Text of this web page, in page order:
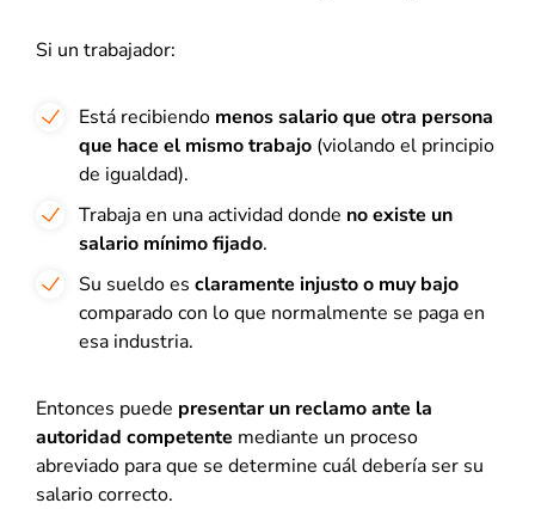
Si un trabajador:
Está recibiendo menos salario que otra persona
que hace el mismo trabajo (violando el principio
de igualdad).
Trabaja en una actividad donde no existe un
salario mínimo fijado.
Su sueldo es claramente injusto o muy bajo
comparado con lo que normalmente se paga en
esa industria.
Entonces puede presentar un reclamo ante la
autoridad competente mediante un proceso
abreviado para que se determine cuál debería ser su
salario correcto.